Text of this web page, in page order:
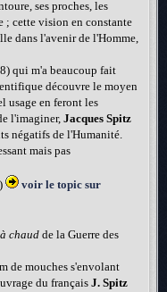
ses proches, les
; cette vision en constante
dans l'avenir de l'Homme,
qui m'a beaucoup fait
découvre le moyen
usage en feront les
l'imaginer, Jacques Spitz
négatifs de l'Humanité.
mais pas
voir le topic sur
à chaud de la Guerre des
de mouches s'envolant
du français J. Spitz